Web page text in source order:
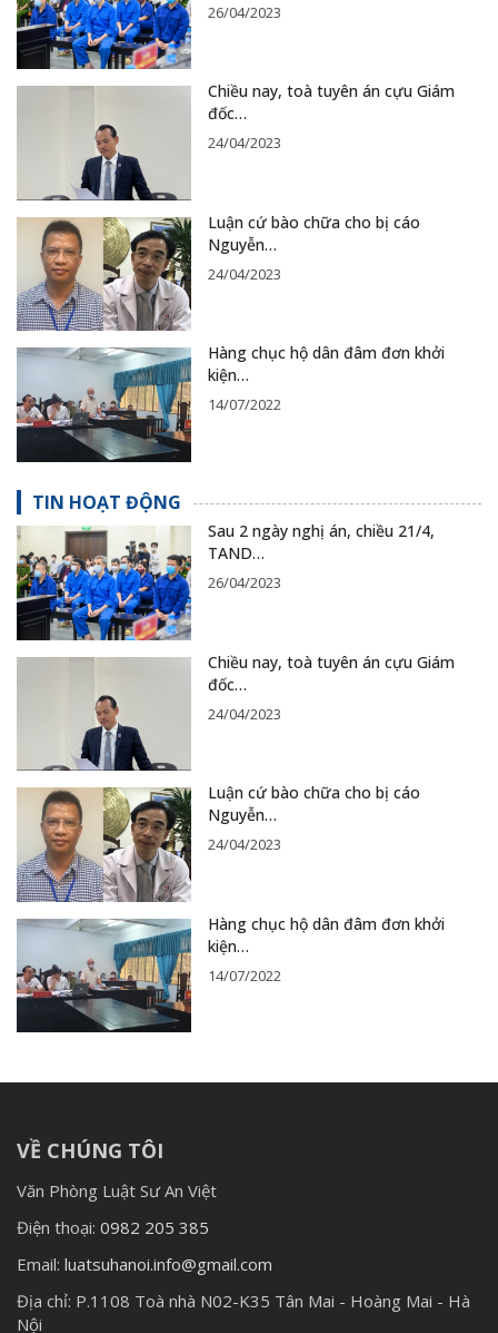
26/04/2023
Chiều nay, toà tuyên án cựu Giám
đốc…
24/04/2023
Luận cứ bào chữa cho bị cáo
Nguyễn…
24/04/2023
Hàng chục hộ dân đâm đơn khởi
kiện…
14/07/2022
TIN HOẠT ĐỘNG
Sau 2 ngày nghị án, chiều 21/4,
TAND…
26/04/2023
Chiều nay, toà tuyên án cựu Giám
đốc…
24/04/2023
Luận cứ bào chữa cho bị cáo
Nguyễn…
24/04/2023
Hàng chục hộ dân đâm đơn khởi
kiện…
14/07/2022
VỀ CHÚNG TÔI
Văn Phòng Luật Sư An Việt
Điện thoại: 0982 205 385
Email: luatsuhanoi.info@gmail.com
Địa chỉ: P.1108 Toà nhà N02-K35 Tân Mai - Hoàng Mai - Hà
Nội